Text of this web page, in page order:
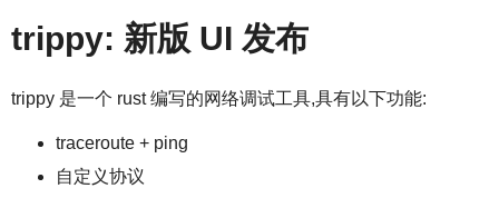
trippy: 新版 UI 发布
trippy 是一个 rust 编写的网络调试工具,具有以下功能:
traceroute + ping
自定义协议